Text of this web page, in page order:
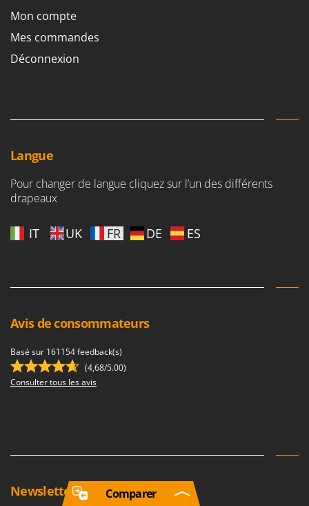
Mon compte
Mes commandes
Déconnexion
Langue
Pour changer de langue cliquez sur l’un des différents
drapeaux
IT UK FR DE ES
Avis de consommateurs
Basé sur 161154 feedback(s)
(4,68/5.00)
Consulter tous les avis
Newsletter Comparer